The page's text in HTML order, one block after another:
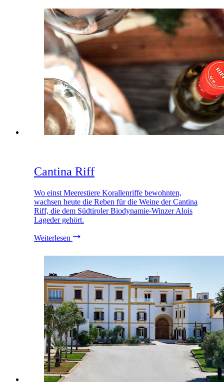
Cantina Riff
Wo einst Meerestiere Korallenriffe bewohnten,
wachsen heute die Reben für die Weine der Cantina
Riff, die dem Südtiroler Biodynamie-Winzer Alois
Lageder gehört.
Weiterlesen